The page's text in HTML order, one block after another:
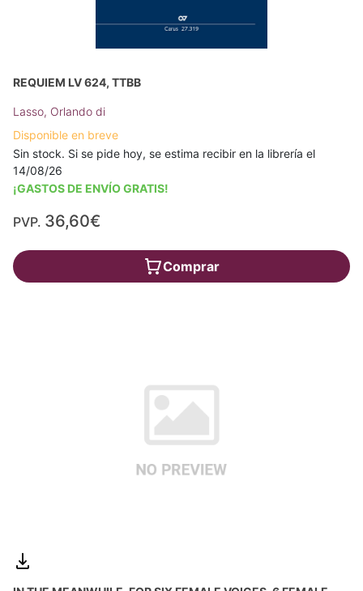
REQUIEM LV 624, TTBB
Lasso, Orlando di
Disponible en breve
Sin stock. Si se pide hoy, se estima recibir en la librería el
14/08/26
¡GASTOS DE ENVÍO GRATIS!
PVP. 36,60€
Comprar